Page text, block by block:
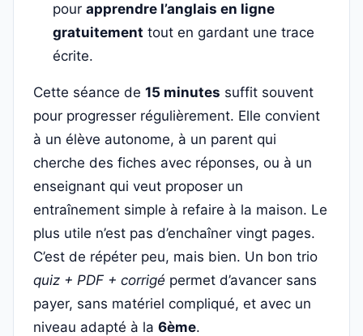
pour apprendre l’anglais en ligne
gratuitement tout en gardant une trace
écrite.
Cette séance de 15 minutes suffit souvent
pour progresser régulièrement. Elle convient
à un élève autonome, à un parent qui
cherche des fiches avec réponses, ou à un
enseignant qui veut proposer un
entraînement simple à refaire à la maison. Le
plus utile n’est pas d’enchaîner vingt pages.
C’est de répéter peu, mais bien. Un bon trio
quiz + PDF + corrigé permet d’avancer sans
payer, sans matériel compliqué, et avec un
niveau adapté à la 6ème.